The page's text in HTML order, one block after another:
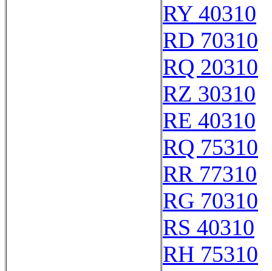
RY 40310
RD 70310
RQ 20310
RZ 30310
RE 40310
RQ 75310
RR 77310
RG 70310
RS 40310
RH 75310